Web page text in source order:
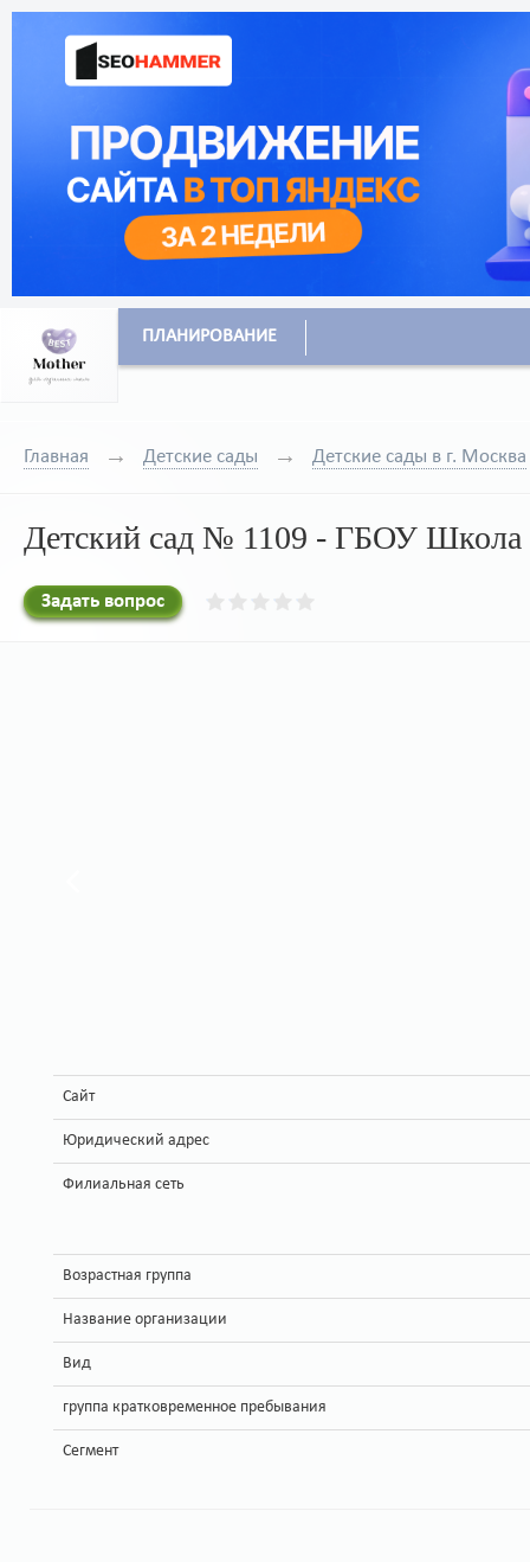
ПЛАНИРОВАНИЕ
Главная Детские сады Детские сады в г. Москва
Детский сад № 1109 - ГБОУ Школа
Задать вопрос
Сайт
Юридический адрес
Филиальная сеть
Возрастная группа
Название организации
Вид
группа кратковременное пребывания
Сегмент